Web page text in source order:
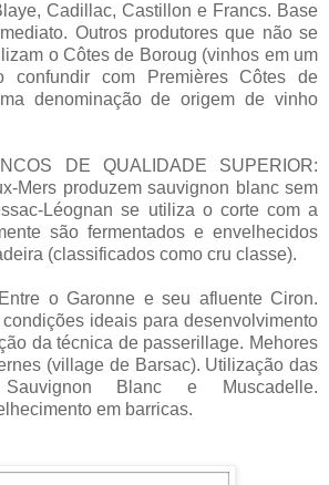
Cadillac, Castillon e Francs. Base
Outros produtores que não se
o Côtes de Boroug (vinhos em um
confundir com Premières Côtes de
denominação de origem de vinho
DE QUALIDADE SUPERIOR:
Mers produzem sauvignon blanc sem
Léognan se utiliza o corte com a
são fermentados e envelhecidos
(classificados como cru classe).
o Garonne e seu afluente Ciron.
ideais para desenvolvimento
da técnica de passerillage. Mehores
(village de Barsac). Utilização das
Blanc e Muscadelle.
em barricas.